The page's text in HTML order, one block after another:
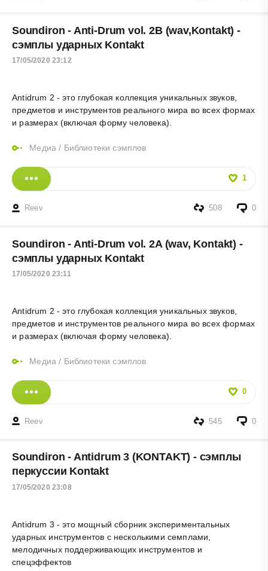
Soundiron - Anti-Drum vol. 2B (wav,Kontakt) -
сэмплы ударных Kontakt
17/05/2020 23:12
Antidrum 2 - это глубокая коллекция уникальных звуков,
предметов и инструментов реального мира во всех формах
и размерах (включая форму человека).
Медиа / Библиотеки сэмплов
1
Reev 0
508
Soundiron - Anti-Drum vol. 2A (wav, Kontakt) -
сэмплы ударных Kontakt
17/05/2020 23:11
Antidrum 2 - это глубокая коллекция уникальных звуков,
предметов и инструментов реального мира во всех формах
и размерах (включая форму человека).
Медиа / Библиотеки сэмплов
0
Reev 0
545
Soundiron - Antidrum 3 (KONTAKT) - сэмплы
перкуссии Kontakt
17/05/2020 23:08
Antidrum 3 - это мощный сборник экспериментальных
ударных инструментов с несколькими семплами,
мелодичных поддерживающих инструментов и
спецэффектов